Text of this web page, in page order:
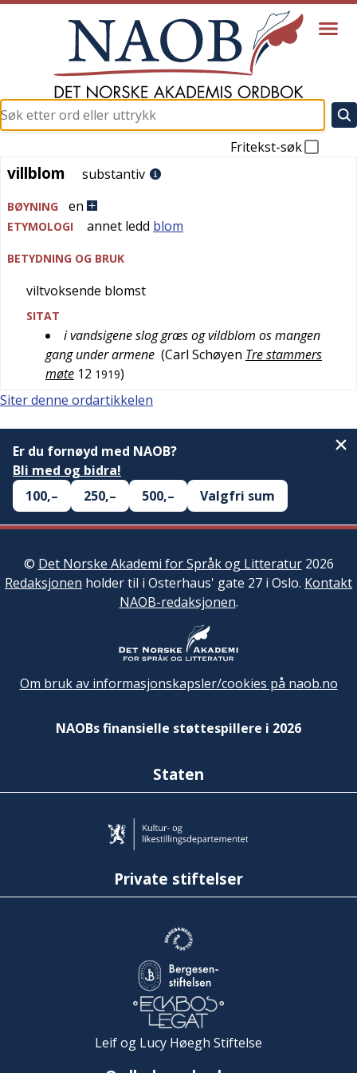
Fritekst-søk
villblom
villblom substantiv
BØYNING en
ETYMOLOGI annet ledd blom
BETYDNING OG BRUK
viltvoksende blomst
SITAT
i vandsigene slog græs og vildblom os mangen
gang under armene (Carl Schøyen Tre stammers
møte 12 1919)
Siter denne ordartikkelen
Er du fornøyd med NAOB?
Bli med og bidra!
100,–
250,– 500,– Valgfri sum
© Det Norske Akademi for Språk og Litteratur2026
Redaksjonen holder til i Osterhaus' gate 27 i Oslo. Kontakt
NAOB-redaksjonen.
Om bruk av informasjonskapsler/cookies på naob.no
NAOBs finansielle støttespillere i 2026
Staten
Private stiftelser
Leif og Lucy Høegh Stiftelse